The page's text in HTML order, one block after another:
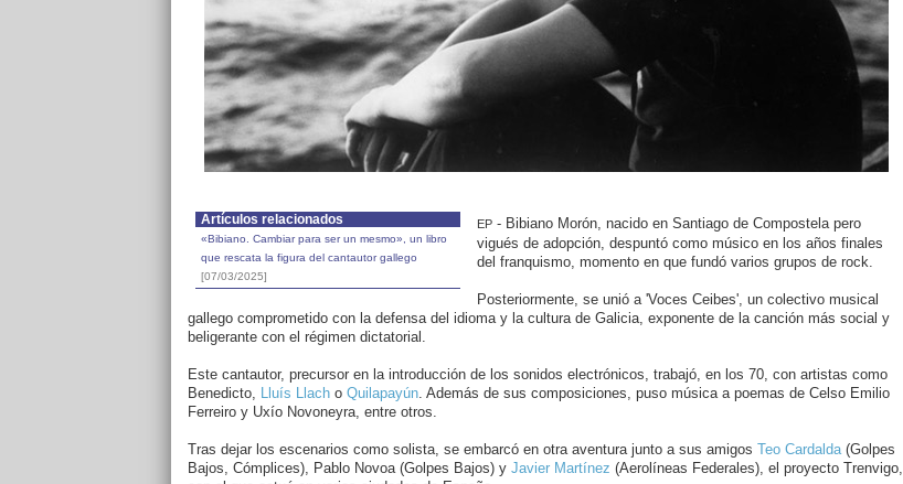
Artículos relacionados
«Bibiano. Cambiar para ser un mesmo», un libro
que rescata la figura del cantautor gallego
[07/03/2025]
EP- Bibiano Morón, nacido en Santiago de Compostela pero
vigués de adopción, despuntó como músico en los años finales
del franquismo, momento en que fundó varios grupos de rock.
Posteriormente, se unió a 'Voces Ceibes', un colectivo musical
gallego comprometido con la defensa del idioma y la cultura de Galicia, exponente de la canción más social y
beligerante con el régimen dictatorial.
Este cantautor, precursor en la introducción de los sonidos electrónicos, trabajó, en los 70, con artistas como
Benedicto, Lluís Llacho Quilapayún. Además de sus composiciones, puso música a poemas de Celso Emilio
Ferreiro y Uxío Novoneyra, entre otros.
Tras dejar los escenarios como solista, se embarcó en otra aventura junto a sus amigos Teo Cardalda(Golpes
Bajos, Cómplices), Pablo Novoa (Golpes Bajos) y Javier Martínez (Aerolíneas Federales), el proyecto Trenvigo,